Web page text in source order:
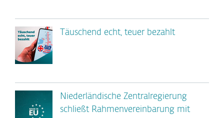
Täuschend echt, teuer bezahlt
Niederländische Zentralregierung
schließt Rahmenvereinbarung mit